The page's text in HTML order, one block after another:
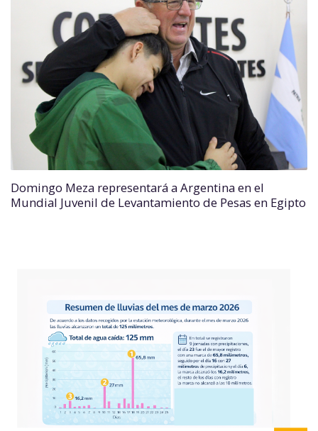
Domingo Meza representará a Argentina en el
Mundial Juvenil de Levantamiento de Pesas en Egipto